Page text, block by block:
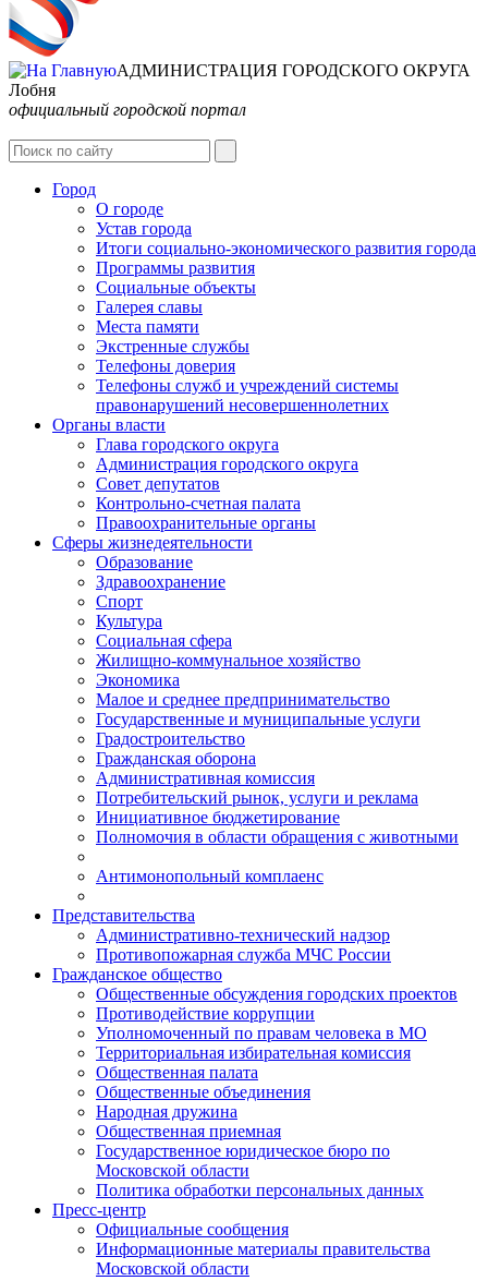
АДМИНИСТРАЦИЯ ГОРОДСКОГО ОКРУГА
Лобня
официальный городской портал
Город
О городе
Устав города
Итоги социально-экономического развития города
Программы развития
Социальные объекты
Галерея славы
Места памяти
Экстренные службы
Телефоны доверия
Телефоны служб и учреждений системы
правонарушений несовершеннолетних
Органы власти
Глава городского округа
Администрация городcкого округа
Совет депутатов
Контрольно-счетная палата
Правоохранительные органы
Сферы жизнедеятельности
Образование
Здравоохранение
Спорт
Культура
Социальная сфера
Жилищно-коммунальное хозяйство
Экономика
Малое и среднее предпринимательство
Государственные и муниципальные услуги
Градостроительство
Гражданская оборона
Административная комиссия
Потребительский рынок, услуги и реклама
Инициативное бюджетирование
Полномочия в области обращения с животными
Антимонопольный комплаенс
Представительства
Административно-технический надзор
Противопожарная служба МЧС России
Гражданское общество
Общественные обсуждения городских проектов
Противодействие коррупции
Уполномоченный по правам человека в МО
Территориальная избирательная комиссия
Общественная палата
Общественные объединения
Народная дружина
Общественная приемная
Государственное юридическое бюро по
Московской области
Политика обработки персональных данных
Пресс-центр
Официальные сообщения
Информационные материалы правительства
Московской области